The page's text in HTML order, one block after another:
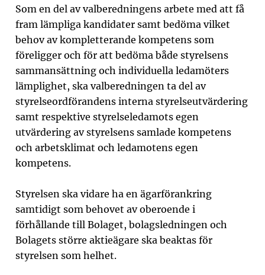
Som en del av valberedningens arbete med att få
fram lämpliga kandidater samt bedöma vilket
behov av kompletterande kompetens som
föreligger och för att bedöma både styrelsens
sammansättning och individuella ledamöters
lämplighet, ska valberedningen ta del av
styrelseordförandens interna styrelseutvärdering
samt respektive styrelseledamots egen
utvärdering av styrelsens samlade kompetens
och arbetsklimat och ledamotens egen
kompetens.
Styrelsen ska vidare ha en ägarförankring
samtidigt som behovet av oberoende i
förhållande till Bolaget, bolagsledningen och
Bolagets större aktieägare ska beaktas för
styrelsen som helhet.